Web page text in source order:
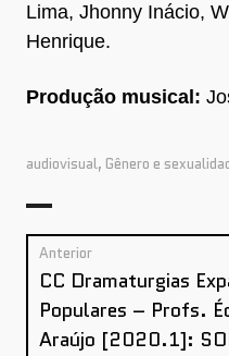
Lima, Jhonny Inácio,
Henrique.
Produção musical:
audiovisual, Gênero e
Post
navigation
Anterior
Anterior:
CC Dramaturgias
Populares – Profs.
Araújo [2020.1]: